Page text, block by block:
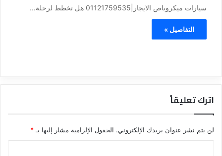
سيارات ميكروباص الايجار|01121759535 هل تخطط لرحلة...
التفاصيل »
اترك تعليقاً
لن يتم نشر عنوان بريدك الإلكتروني. الحقول الإلزامية مشار إليها بـ *